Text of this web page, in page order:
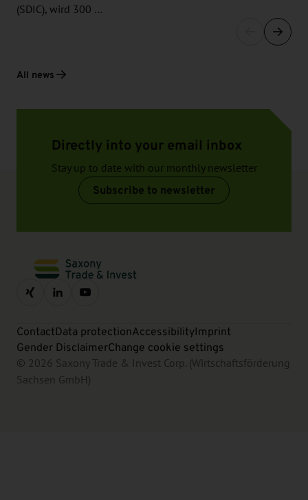
(SDIC), wird 300 …
All news
Directly into your email inbox
Stay up to date with our monthly newsletter
Subscribe to newsletter
ContactData protectionAccessibilityImprint
Gender DisclaimerChange cookie settings
© 2026 Saxony Trade & Invest Corp. (Wirtschaftsförderung
Sachsen GmbH)